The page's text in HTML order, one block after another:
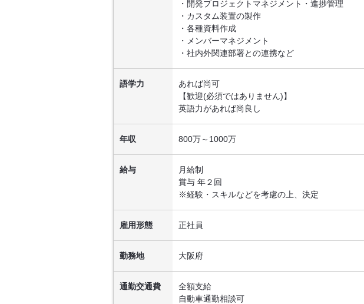
・開発プロジェクトマネジメント・進捗管理
・カスタム装置の製作
・各種資料作成
・メンバーマネジメント
・社内外関連部署との連携など
語学力
あれば尚可
【歓迎(必須ではありません)】
英語力があれば尚良し
年収 800万～1000万
給与
月給制
賞与 年２回
※経験・スキルなどを考慮の上、決定
雇用形態 正社員
勤務地 大阪府
通勤交通費
全額支給
自動車通勤相談可